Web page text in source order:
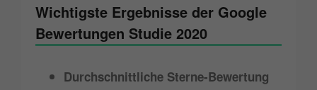
Wichtigste Ergebnisse der Google
Bewertungen Studie 2020
Durchschnittliche Sterne-Bewertung